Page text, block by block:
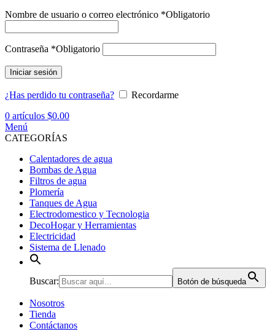
Nombre de usuario o correo electrónico *Obligatorio
Contraseña *Obligatorio
Iniciar sesión
¿Has perdido tu contraseña?
Recordarme
0 artículos $0.00
Menú
CATEGORÍAS
Calentadores de agua
Bombas de Agua
Filtros de agua
Plomería
Tanques de Agua
Electrodomestico y Tecnologia
DecoHogar y Herramientas
Electricidad
Sistema de Llenado
Buscar: Botón de búsqueda
Nosotros
Tienda
Contáctanos